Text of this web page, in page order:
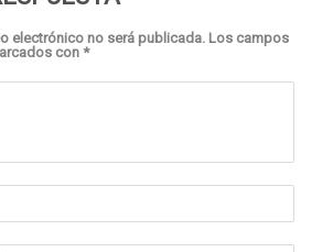
electrónico no será publicada. Los campos
con *